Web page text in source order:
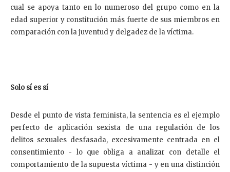
cual se apoya tanto en lo numeroso del grupo como en la
edad superior y constitución más fuerte de sus miembros en
comparación con la juventud y delgadez de la víctima.
Solo sí es sí
Desde el punto de vista feminista, la sentencia es el ejemplo
perfecto de aplicación sexista de una regulación de los
delitos sexuales desfasada, excesivamente centrada en el
consentimiento - lo que obliga a analizar con detalle el
comportamiento de la supuesta víctima - y en una distinción